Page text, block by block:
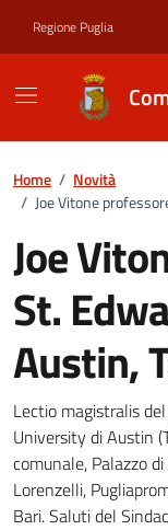
Regione Puglia
Home / Novità
/ Joe Vitone
Joe
St.
Austin,
Dettagli
Lectio magistralis
University di Austin
comunale, Palazzo
Lorenzelli,
Bari. Saluti del